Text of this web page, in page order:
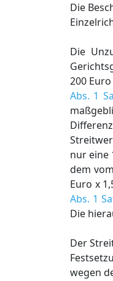
Die
Die
200
Abs. 1
nur eine
dem
Euro x
Abs. 1
Die
Der
wegen